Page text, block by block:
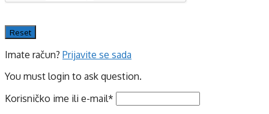
Imate račun? Prijavite se sada
You must login to ask question.
Korisničko ime ili e-mail*